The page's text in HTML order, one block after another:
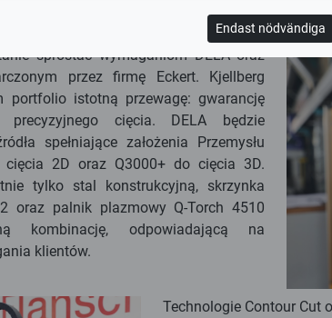
rzeczywistym.
serii źródeł plazmowych „Q”,
sprostać wymaganiom DELA oraz
przez firmę Eckert. Kjellberg
portfolio istotną przewagę: gwarancję
precyzyjnego cięcia. DELA będzie
spełniające założenia Przemysłu
2D oraz Q3000+ do cięcia 3D.
tylko stal konstrukcyjną, skrzynka
oraz palnik plazmowy Q-Torch 4510
kombinację, odpowiadającą na
klientów.
Technologie Contour Cut
Endast nödvändiga